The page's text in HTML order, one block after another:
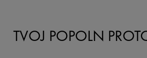
TVOJ POPOLN